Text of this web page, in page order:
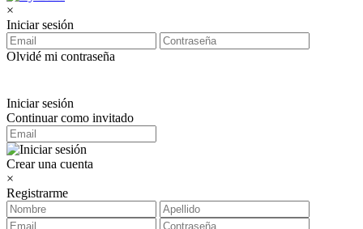
×
Iniciar sesión
Olvidé mi contraseña
Iniciar sesión
Continuar como invitado
Crear una cuenta
×
Registrarme